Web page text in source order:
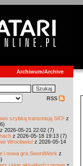
Archiwum/Archive
RSS
szybką transmisją SIO! z
z 2026-05-21 22:02 (7)
z 2026-05-18 19:13 (7)
Wrocławiu! z 2026-05-14
i nowa gra SwordWork z